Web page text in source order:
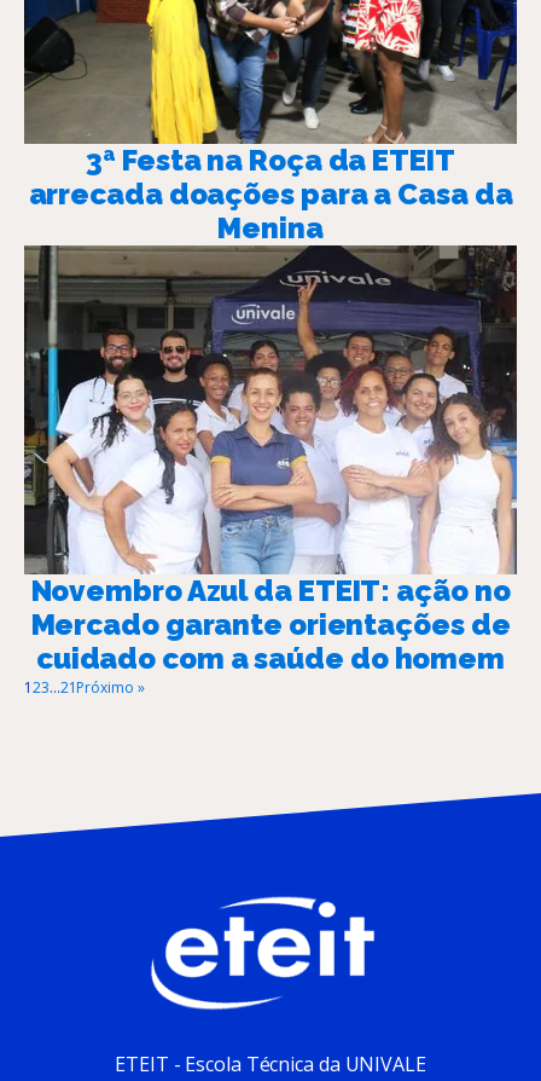
3ª Festa na Roça da ETEIT
arrecada doações para a Casa da
Menina
Novembro Azul da ETEIT: ação no
Mercado garante orientações de
cuidado com a saúde do homem
123…21Próximo »
ETEIT - Escola Técnica da UNIVALE